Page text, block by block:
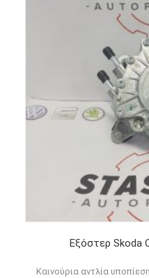
Εξόστερ Skoda
Καινούρια αντλία